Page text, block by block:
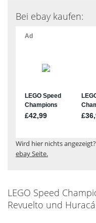
Bei ebay kaufen:
Wird hier nichts
ebay Seite.
LEGO Speed
Revuelto und